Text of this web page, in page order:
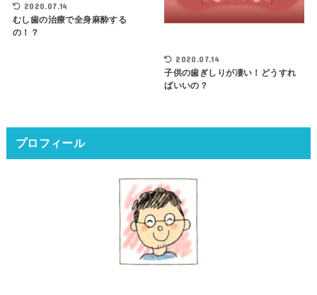
2020.07.14
むし歯の治療で全身麻酔する
の！？
2020.07.14
子供の歯ぎしりが凄い！どうすれ
ばいいの？
プロフィール